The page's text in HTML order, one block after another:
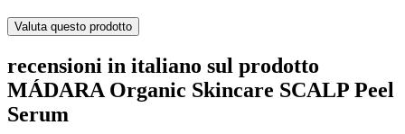
Valuta questo prodotto
recensioni in italiano sul prodotto
MÁDARA Organic Skincare SCALP Peel
Serum